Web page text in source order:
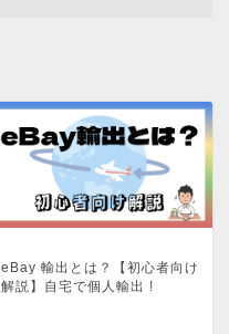
eBay 輸出とは？【初心者向け
解説】自宅で個人輸出 !